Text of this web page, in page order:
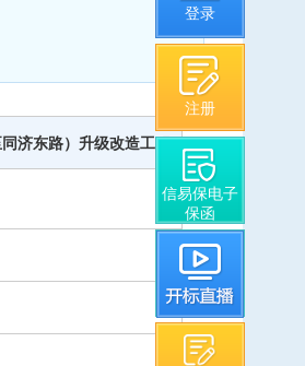
登录
注册
信易保电子
保函
济东路）升级改造工程